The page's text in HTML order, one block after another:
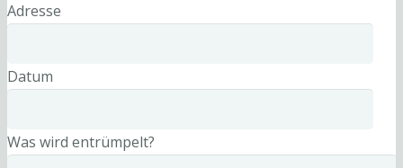
Adresse
Datum
Was wird entrümpelt?